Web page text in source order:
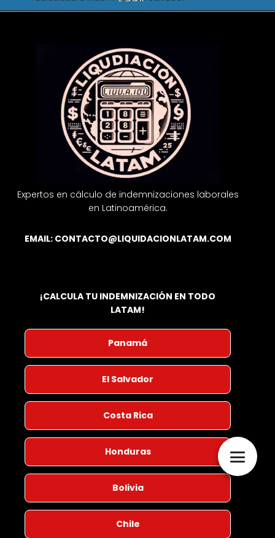
Expertos en cálculo de indemnizaciones laborales
en Latinoamérica.
EMAIL: CONTACTO@LIQUIDACIONLATAM.COM
¡CALCULA TU INDEMNIZACIÓN EN TODO
LATAM!
Panamá
El Salvador
Costa Rica
Honduras
Bolivia
Chile